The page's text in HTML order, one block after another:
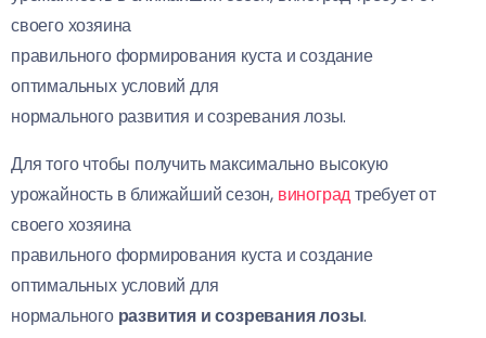
й ключ
для
проверк
своего хозяина
правильного формирования куста и создание
оптимальных условий для
нормального развития и созревания лозы.
Для того чтобы получить максимально высокую
урожайность в ближайший сезон, виноградтребует от
своего хозяина
правильного формирования куста и создание
оптимальных условий для
нормального развития и созревания лозы.